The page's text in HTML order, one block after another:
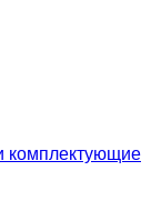
комплектующие